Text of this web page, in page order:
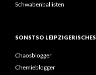
Schwabenballisten
SONSTSO LEIPZIGERISCHES
Chaosblogger
Chemieblogger